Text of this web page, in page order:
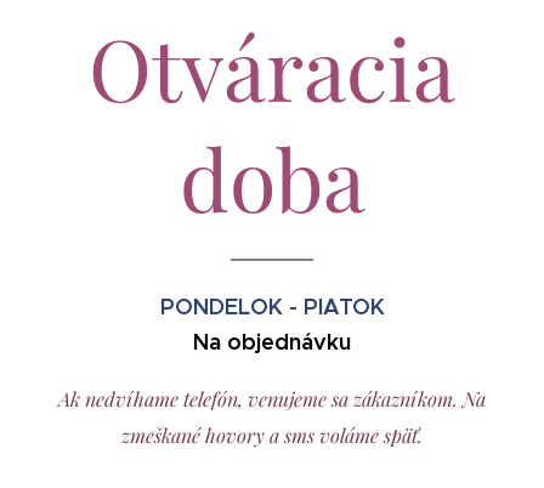
Otváracia
doba
PONDELOK - PIATOK
Na objednávku
Ak nedvíhame telefón, venujeme sa zákazníkom.Na
zmeškané hovory a sms voláme späť.